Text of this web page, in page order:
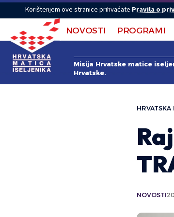
Korištenjem ove stranice prihvaćate Pravila o
NOVOSTI PROGRAMI
Misija Hrvatske matice
Hrvatske.
NOVOSTI